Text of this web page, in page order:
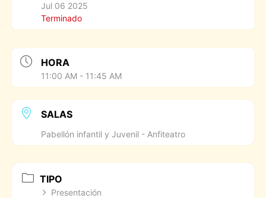
Jul 06 2025
Terminado
HORA
11:00 AM - 11:45 AM
SALAS
Pabellón infantil y Juvenil - Anfiteatro
TIPO
Presentación